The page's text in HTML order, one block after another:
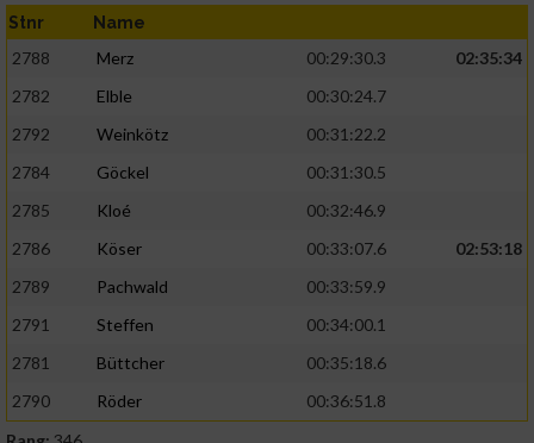
Stnr Name
2788 Merz 00:29:30.3
02:35:34
2782
Elble
00:30:24.7
2792
Weinkötz
00:31:22.2
2784
Göckel
00:31:30.5
2785
Kloé
00:32:46.9
2786
Köser 00:33:07.6
02:53:18
2789
Pachwald
00:33:59.9
2791
Steffen
00:34:00.1
2781
Büttcher
00:35:18.6
2790
Röder
00:36:51.8